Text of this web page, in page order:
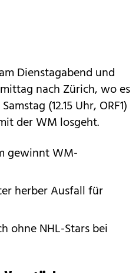
Dienstagabend und
nach Zürich, wo es
(12.15 Uhr, ORF1)
der WM losgeht.
gewinnt WM-
herber Ausfall für
ohne NHL-Stars bei